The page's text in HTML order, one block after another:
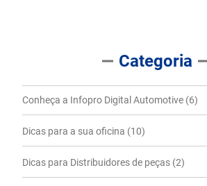
Categoria
Conheça a Infopro Digital Automotive (6)
Dicas para a sua oficina (10)
Dicas para Distribuidores de peças (2)